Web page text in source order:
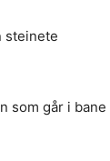
steinete
som går i bane